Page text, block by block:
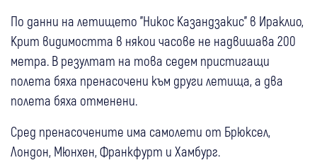
По данни на летището "Никос Казандзакис" в Ираклио,
Крит видимостта в някои часове не надвишава 200
метра. В резултат на това седем пристигащи
полета бяха пренасочени към други летища, а два
полета бяха отменени.
Сред пренасочените има самолети от Брюксел,
Лондон, Мюнхен, Франкфурт и Хамбург.